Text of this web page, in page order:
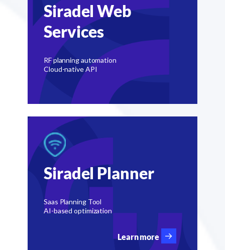
Siradel Web
Services
RF planning automation
Cloud-native API
Siradel Planner
Saas Planning Tool
AI-based optimization
Learn more